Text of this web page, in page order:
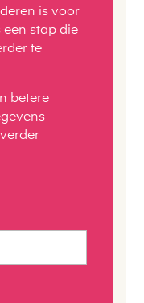
is voor
een stap die
te
betere